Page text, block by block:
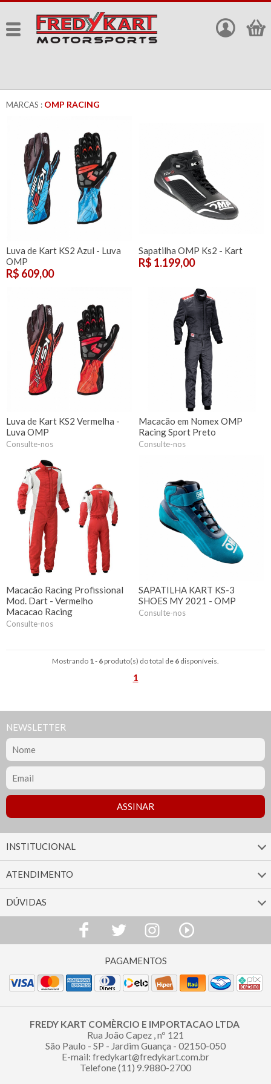
MARCAS : OMP RACING
Luva de Kart KS2 Azul - Luva
OMP
R$ 609,00
Sapatilha OMP Ks2 - Kart
R$ 1.199,00
Luva de Kart KS2 Vermelha -
Luva OMP
Consulte-nos
Macacão em Nomex OMP
Racing Sport Preto
Consulte-nos
Macacão Racing Profissional
Mod. Dart - Vermelho
Macacao Racing
Consulte-nos
SAPATILHA KART KS-3
SHOES MY 2021 - OMP
Consulte-nos
Mostrando 1- 6 produto(s) do total de 6 disponíveis.
1
NEWSLETTER
INSTITUCIONAL
ATENDIMENTO
DÚVIDAS
FREDY KART COMÈRCIO E IMPORTACAO LTDA
Rua João Capez , nº 121
São Paulo - SP - Jardim Guança - 02150-050
E-mail: fredykart@fredykart.com.br
Telefone (11) 9.9880-2700